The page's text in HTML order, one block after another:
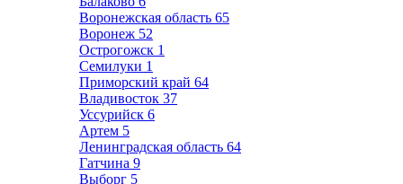
Воронежская область 65
Воронеж 52
Острогожск 1
Семилуки 1
Приморский край 64
Владивосток 37
Уссурийск 6
Артем 5
Ленинградская область 64
Гатчина 9
Выборг 5